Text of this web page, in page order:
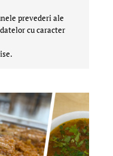
prevederi ale
cu caracter